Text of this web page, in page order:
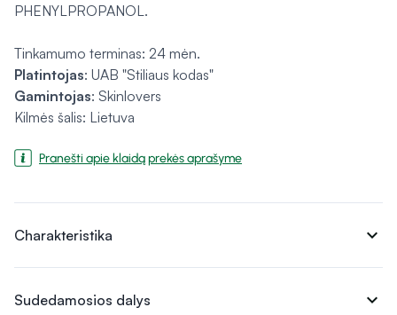
PHENYLPROPANOL.
Tinkamumo terminas: 24 mėn.
Platintojas: UAB "Stiliaus kodas"
Gamintojas: Skinlovers
Kilmės šalis: Lietuva
Pranešti apie klaidą prekės aprašyme
Charakteristika expand_more
Sudedamosios dalys expand_more